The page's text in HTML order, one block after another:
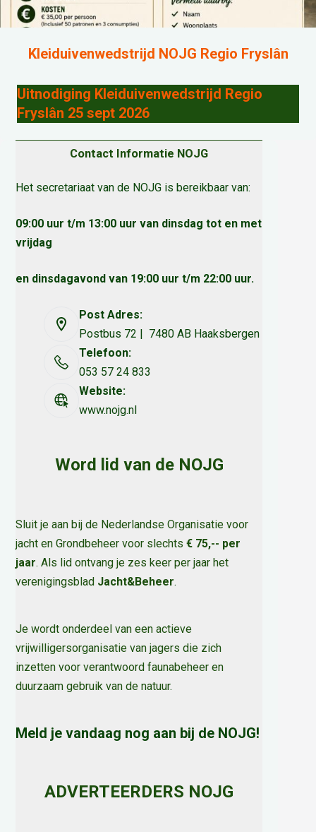
Kleiduivenwedstrijd NOJG Regio Fryslân
Uitnodiging Kleiduivenwedstrijd Regio
Fryslân 25 sept 2026
Contact Informatie NOJG
Het secretariaat van de NOJG is bereikbaar van:
09:00 uur t/m 13:00 uur van dinsdag tot en met
vrijdag
en dinsdagavond van 19:00 uur t/m 22:00 uur.
Post Adres:
Postbus 72 | 7480 AB Haaksbergen
Telefoon:
053 57 24 833
Website:
www.nojg.nl
Word lid van de NOJG
Sluit je aan bij de Nederlandse Organisatie voor
jacht en Grondbeheer voor slechts€ 75,-- per
jaar. Als lid ontvang je zes keer per jaar het
verenigingsblad Jacht&Beheer.
Je wordt onderdeel van een actieve
vrijwilligersorganisatie van jagers die zich
inzetten voor verantwoord faunabeheer en
duurzaam gebruik van de natuur.
Meld je vandaag nog aan bij de NOJG!
ADVERTEERDERS NOJG